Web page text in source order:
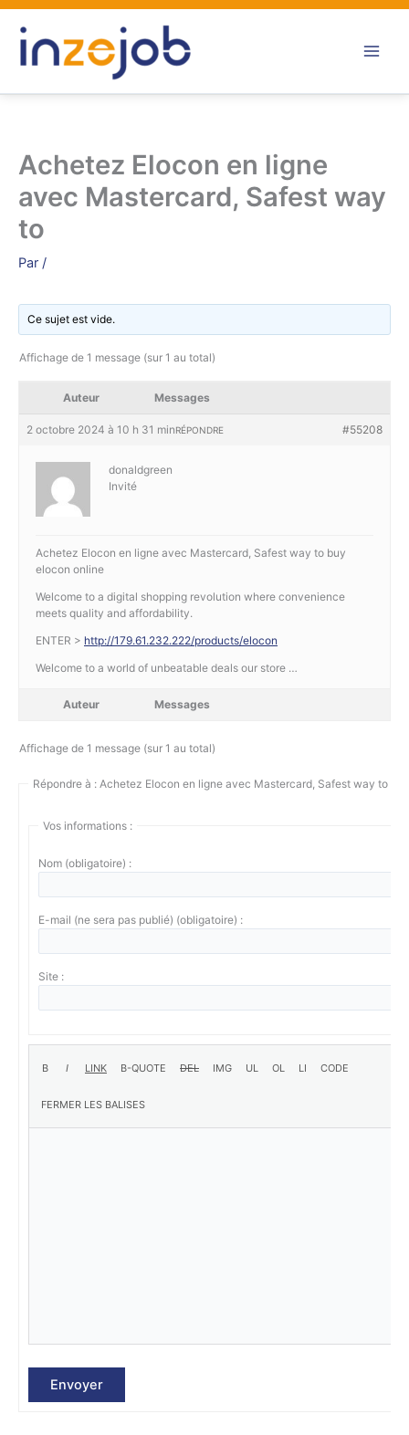
Aller
contenu
Achetez Elocon en ligne
avec Mastercard, Safest way
to
Par /
Ce sujet est vide.
Affichage de 1 message (sur 1 au total)
Auteur Messages
2 octobre 2024 à 10 h 31 min #55208
RÉPONDRE
donaldgreen
Invité
Achetez Elocon en ligne avec Mastercard, Safest way to buy
elocon online
Welcome to a digital shopping revolution where convenience
meets quality and affordability.
ENTER > http://179.61.232.222/products/elocon
Welcome to a world of unbeatable deals our store …
Auteur Messages
Affichage de 1 message (sur 1 au total)
Répondre à : Achetez Elocon en ligne avec Mastercard, Safest way to
Vos informations :
Nom (obligatoire) :
E-mail (ne sera pas publié) (obligatoire) :
Site :
Envoyer